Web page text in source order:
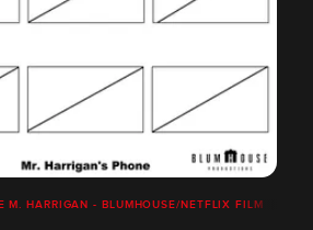
M. HARRIGAN - BLUMHOUSE/NETFLIX FILM